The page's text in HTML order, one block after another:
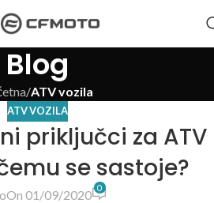
Blog
/ATV vozila
ATV VOZILA
priključci za ATV
se sastoje?
On 01/09/2020 0